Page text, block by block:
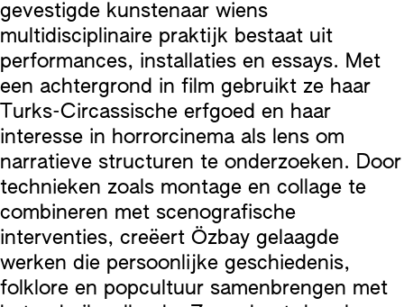
gevestigde kunstenaar wiens
multidisciplinaire praktijk bestaat uit
performances, installaties en essays. Met
een achtergrond in film gebruikt ze haar
Turks-Circassische erfgoed en haar
interesse in horrorcinema als lens om
narratieve structuren te onderzoeken. Door
technieken zoals montage en collage te
combineren met scenografische
interventies, creëert Özbay gelaagde
werken die persoonlijke geschiedenis,
folklore en popcultuur samenbrengen met